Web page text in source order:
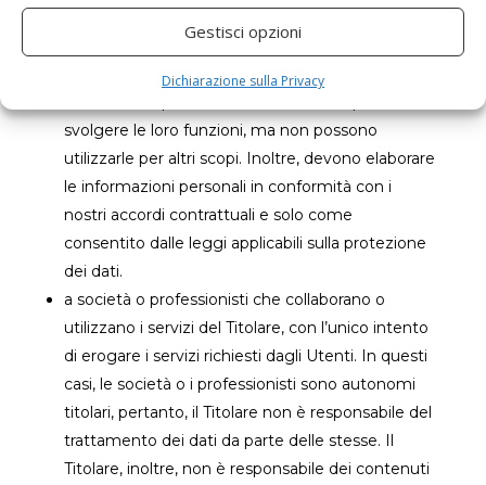
Gestisci opzioni
Dichiarazione sulla Privacy
valutazione e la gestione del rischio di credito.
Questi fornitori di servizi terzi hanno accesso alle
svolgere le loro funzioni, ma non possono
utilizzarle per altri scopi. Inoltre, devono elaborare
le informazioni personali in conformità con i
nostri accordi contrattuali e solo come
consentito dalle leggi applicabili sulla protezione
dei dati.
a società o professionisti che collaborano o
utilizzano i servizi del Titolare, con l’unico intento
di erogare i servizi richiesti dagli Utenti. In questi
casi, le società o i professionisti sono autonomi
titolari, pertanto, il Titolare non è responsabile del
trattamento dei dati da parte delle stesse. Il
Titolare, inoltre, non è responsabile dei contenuti